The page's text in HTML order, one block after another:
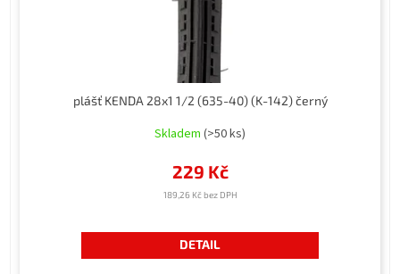
plášť KENDA 28x1 1/2 (635-40) (K-142) černý
Skladem (>50 ks)
189,26 Kč bez DPH
229 Kč
DETAIL